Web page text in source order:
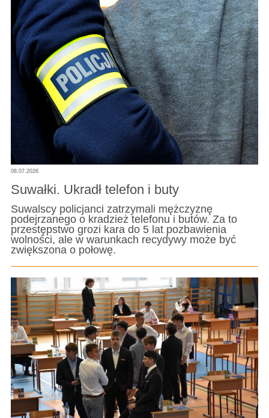
08.07.2026
Suwałki. Ukradł telefon i buty
Suwalscy policjanci zatrzymali mężczyznę
podejrzanego o kradzież telefonu i butów. Za to
przestępstwo grozi kara do 5 lat pozbawienia
wolności, ale w warunkach recydywy może być
zwiększona o połowę.